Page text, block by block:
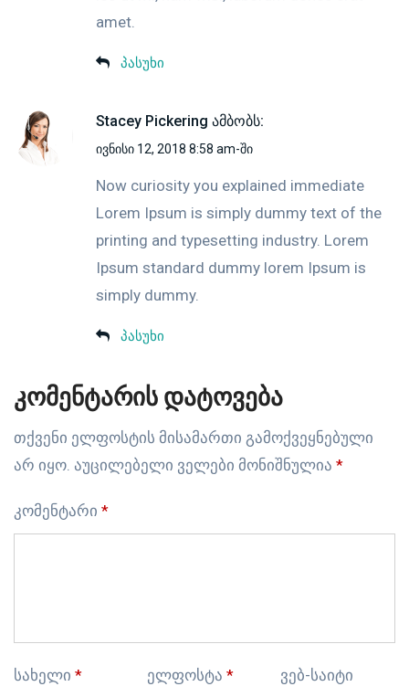
amet.
პასუხი
Stacey Pickering ამბობს:
ივნისი 12, 2018 8:58 am-ში
Now curiosity you explained immediate
Lorem Ipsum is simply dummy text of the
printing and typesetting industry. Lorem
Ipsum standard dummy lorem Ipsum is
simply dummy.
პასუხი
კომენტარის დატოვება
თქვენი ელფოსტის მისამართი გამოქვეყნებული
არ იყო. აუცილებელი ველები მონიშნულია *
კომენტარი *
სახელი * ელფოსტა * ვებ-საიტი